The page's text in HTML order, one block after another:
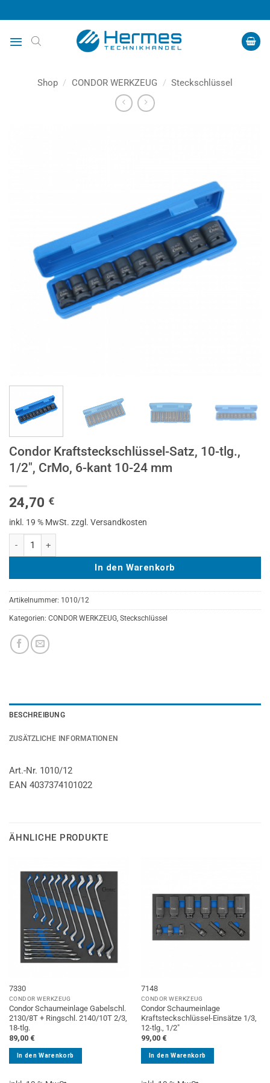
Inhalt
springen
Shop / CONDOR WERKZEUG / Steckschlüssel
Condor Kraftsteckschlüssel-Satz, 10-tlg.,
1/2″, CrMo, 6-kant 10-24 mm
24,70 €
inkl. 19 % MwSt. zzgl. Versandkosten
In den Warenkorb
Artikelnummer: 1010/12
Kategorien: CONDOR WERKZEUG, Steckschlüssel
BESCHREIBUNG
ZUSÄTZLICHE INFORMATIONEN
Art.-Nr. 1010/12
EAN 4037374101022
ÄHNLICHE PRODUKTE
7330
CONDOR WERKZEUG
Condor Schaumeinlage Gabelschl.
2130/8T + Ringschl. 2140/10T 2/3,
18-tlg.
89,00 €
In den Warenkorb
7148
CONDOR WERKZEUG
Condor Schaumeinlage
Kraftsteckschlüssel-Einsätze 1/3,
12-tlg., 1/2″
99,00 €
In den Warenkorb